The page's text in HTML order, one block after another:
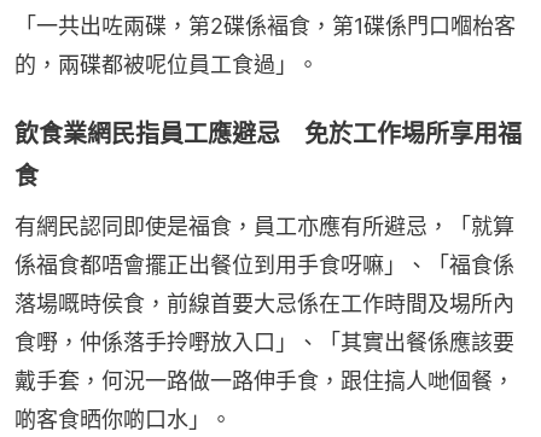
「一共出咗兩碟，第2碟係褔食，第1碟係門口嗰枱客
的，兩碟都被呢位員工食過」。
飲食業網民指員工應避忌 免於工作埸所享用福
食
有網民認同即使是福食，員工亦應有所避忌，「就算
係福食都唔會擺正出餐位到用手食呀嘛」、「福食係
落場嘅時侯食，前線首要大忌係在工作時間及埸所內
食嘢，仲係落手拎嘢放入口」、「其實出餐係應該要
戴手套，何況一路做一路伸手食，跟住搞人哋個餐，
啲客食晒你啲口水」。